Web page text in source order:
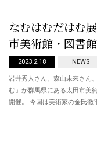
なむはむだはむ
市美術館・図書
2023.2.18 NEWS
岩井秀人さん、森山未來さん
む」が群馬県にある太田市美
開催。 今回は美術家の金氏